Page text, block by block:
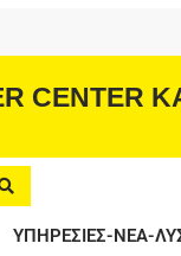
CENTER
ΥΠΗΡΕΣΙΕΣ-ΝΕΑ-